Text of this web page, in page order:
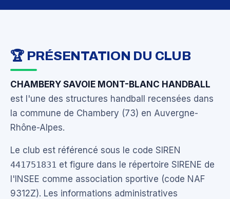
🏆 PRÉSENTATION DU CLUB
CHAMBERY SAVOIE MONT-BLANC HANDBALL
est l'une des structures handball recensées dans
la commune de Chambery (73) en Auvergne-
Rhône-Alpes.
Le club est référencé sous le code SIREN
441751831 et figure dans le répertoire SIRENE de
l'INSEE comme association sportive (code NAF
9312Z). Les informations administratives